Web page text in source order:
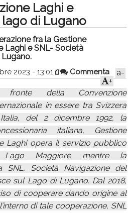
Laghi e
di Lugano
fra la Gestione
Laghi e SNL- Società
2023 - 13:01 Commenta
a-
+
della Convenzione
in essere tra Svizzera
del 2 dicembre 1992, la
italiana, Gestione
Laghi opera il servizio pubblico
Maggiore mentre la
SNL, Società Navigazione del
sul Lago di Lugano. Dal 2018,
di cooperare dando origine al
di tale cooperazione, SNL